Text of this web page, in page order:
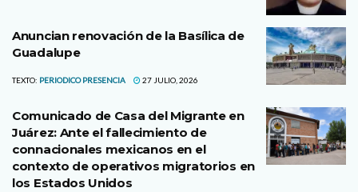
Anuncian renovación de la Basílica de
Guadalupe
TEXTO: PERIODICO PRESENCIA 27 JULIO, 2026
Comunicado de Casa del Migrante en
Juárez: Ante el fallecimiento de
connacionales mexicanos en el
contexto de operativos migratorios en
los Estados Unidos